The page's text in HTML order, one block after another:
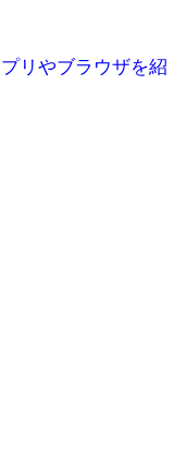
リやブラウザを紹